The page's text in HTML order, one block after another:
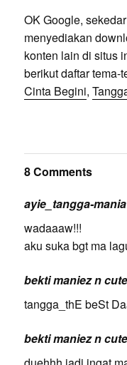
OK Google,
menyediakan
konten lain di situs
berikut daftar tema-
Cinta Begini,
8 Comments
ayie_tangga-mania
wadaaaw!!!
aku suka bgt ma
bekti maniez n cute
tangga_thE beSt
bekti maniez n cute